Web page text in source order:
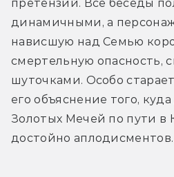
претензий. Все беседы
динамичными, а
нависшую над Семью
смертельную опасность,
шуточками. Особо
его объяснение того,
Золотых Мечей по пути в
достойно аплодисментов.